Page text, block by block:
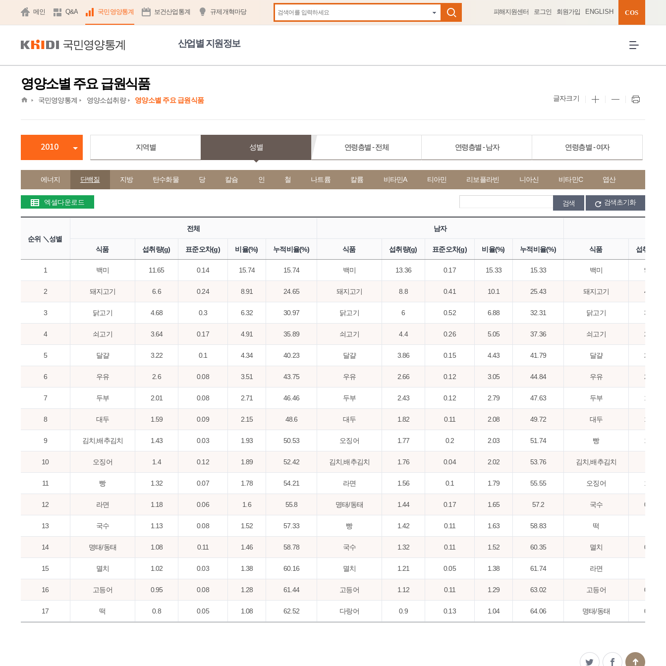
메인 Q&A 국민영양통계 보건산업통계 규제개혁마당
자동완성 펼치기
검색
피해지원센터 로그인 회원가입 ENGLISH COS
국민영양통계 산업별 지원정보
영양소별 주요 급원식품
home국민영양통계 영양소섭취량 영양소별 주요 급원식품 글자크기
2010 지역별 성별 연령층별 - 전체 연령층별 - 남자 연령층별 - 여자
에너지 단백질 지방 탄수화물 당 칼슘 인 철 나트륨 칼륨 비타민A 티아민 리보플라빈 니아신 비타민C 엽산
엑셀다운로드 검색초기화
순위 ＼성별
전체 남자
식품 섭취량(g) 표준오차(g) 비율(%) 누적비율(%) 식품 섭취량(g) 표준오차(g) 비율(%) 누적비율(%) 식품 섭취량(g)
1 백미 11.65 0.14 15.74 15.74 백미 13.36 0.17 15.33 15.33 백미 9.94
2 돼지고기 6.6 0.24 8.91 24.65 돼지고기 8.8 0.41 10.1 25.43 돼지고기 4.38
3 닭고기 4.68 0.3 6.32 30.97 닭고기 6 0.52 6.88 32.31 닭고기 3.35
4 쇠고기 3.64 0.17 4.91 35.89 쇠고기 4.4 0.26 5.05 37.36 쇠고기 2.87
5 달걀 3.22 0.1 4.34 40.23 달걀 3.86 0.15 4.43 41.79 달걀 2.57
6 우유 2.6 0.08 3.51 43.75 우유 2.66 0.12 3.05 44.84 우유 2.54
7 두부 2.01 0.08 2.71 46.46 두부 2.43 0.12 2.79 47.63 두부 1.57
8 대두 1.59 0.09 2.15 48.6 대두 1.82 0.11 2.08 49.72 대두 1.36
9 김치,배추김치 1.43 0.03 1.93 50.53 오징어 1.77 0.2 2.03 51.74 빵 1.22
10 오징어 1.4 0.12 1.89 52.42 김치,배추김치 1.76 0.04 2.02 53.76 김치,배추김치
11 빵 1.32 0.07 1.78 54.21 라면 1.56 0.1 1.79 55.55 오징어 1.03
12 라면 1.18 0.06 1.6 55.8 명태/동태 1.44 0.17 1.65 57.2 국수 0.93
13 국수 1.13 0.08 1.52 57.33 빵 1.42 0.11 1.63 58.83 떡
14 명태/동태 1.08 0.11 1.46 58.78 국수 1.32 0.11 1.52 60.35 멸치 0.83
15 멸치 1.02 0.03 1.38 60.16 멸치 1.21 0.05 1.38 61.74 라면
16 고등어 0.95 0.08 1.28 61.44 고등어 1.12 0.11 1.29 63.02 고등어 0.77
17 떡 0.8 0.05 1.08 62.52 다랑어 0.9 0.13 1.04 64.06 명태/동태 0.71
보리